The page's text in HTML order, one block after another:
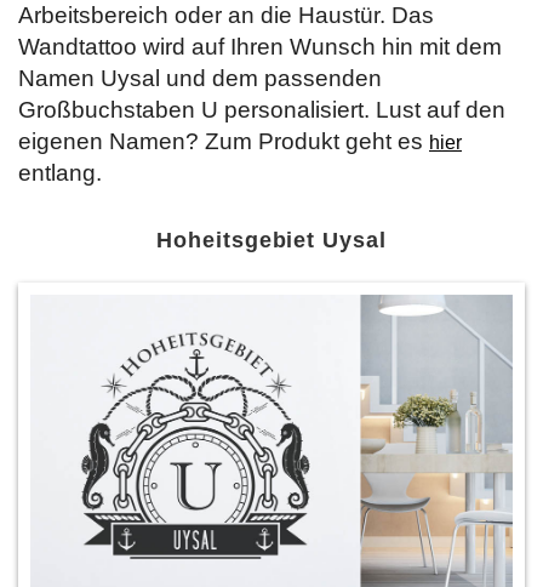
Arbeitsbereich oder an die Haustür. Das
Wandtattoo wird auf Ihren Wunsch hin mit dem
Namen Uysal und dem passenden
Großbuchstaben U personalisiert. Lust auf den
eigenen Namen? Zum Produkt geht es hier
entlang.
Hoheitsgebiet Uysal